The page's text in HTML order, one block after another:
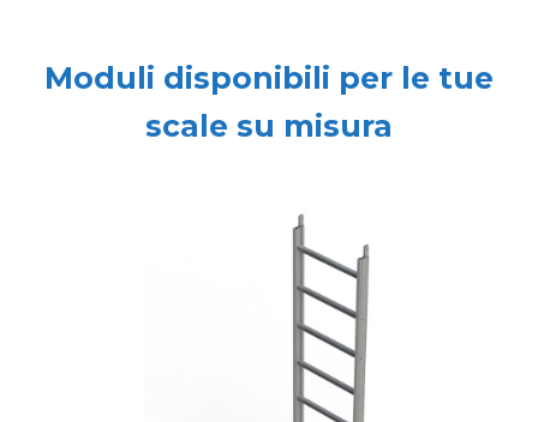
Moduli disponibili per le tue
scale su misura